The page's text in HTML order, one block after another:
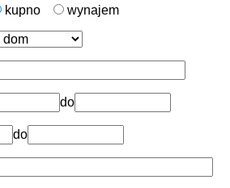
kupno wynajem
do
do